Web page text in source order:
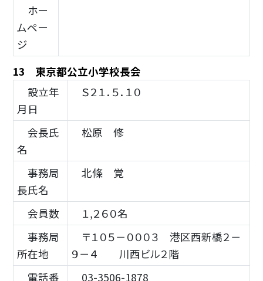
ホー
ムペー
ジ
13 東京都公立小学校長会
設立年
月日
Ｓ２１．５．１０
会長氏
名
松原 修
事務局
長氏名
北條 覚
会員数
１,２６０名
事務局
所在地
〒１０５－０００３ 港区西新橋２－
９－４ 川西ビル２階
電話番
03-3506-1878